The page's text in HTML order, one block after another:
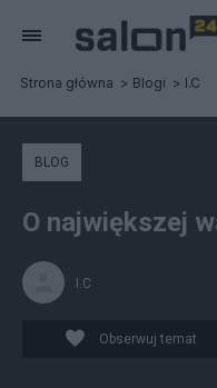
Strona główna Blogi I.C
BLOG
O największej
I.C
Obserwuj temat